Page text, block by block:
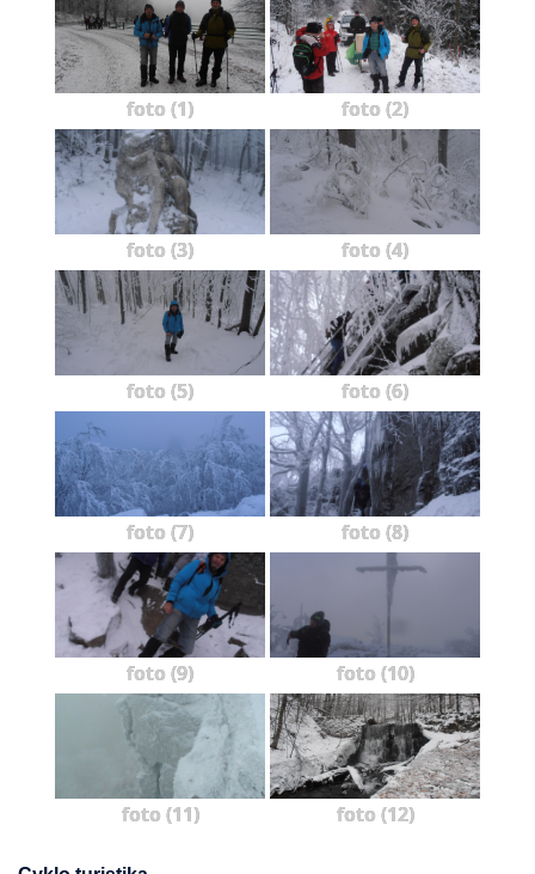
foto (1) foto (2)
foto (3) foto (4)
foto (5) foto (6)
foto (7) foto (8)
foto (9) foto (10)
foto (11) foto (12)